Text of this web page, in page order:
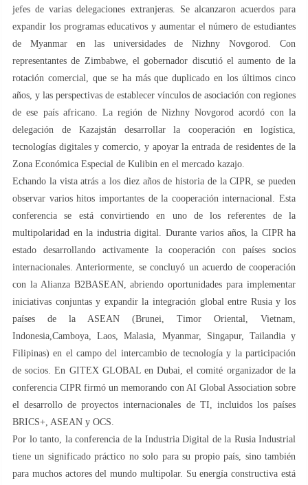
jefes de varias delegaciones extranjeras. Se alcanzaron acuerdos para
expandir los programas educativos y aumentar el número de estudiantes
de Myanmar en las universidades de Nizhny Novgorod. Con
representantes de Zimbabwe, el gobernador discutió el aumento de la
rotación comercial, que se ha más que duplicado en los últimos cinco
años, y las perspectivas de establecer vínculos de asociación con regiones
de ese país africano. La región de Nizhny Novgorod acordó con la
delegación de Kazajstán desarrollar la cooperación en logística,
tecnologías digitales y comercio, y apoyar la entrada de residentes de la
Zona Económica Especial de Kulibin en el mercado kazajo.
Echando la vista atrás a los diez años de historia de la CIPR, se pueden
observar varios hitos importantes de la cooperación internacional. Esta
conferencia se está convirtiendo en uno de los referentes de la
multipolaridad en la industria digital. Durante varios años, la CIPR ha
estado desarrollando activamente la cooperación con países socios
internacionales. Anteriormente, se concluyó un acuerdo de cooperación
con la Alianza B2BASEAN, abriendo oportunidades para implementar
iniciativas conjuntas y expandir la integración global entre Rusia y los
países de la ASEAN (Brunei, Timor Oriental, Vietnam,
Indonesia,Camboya, Laos, Malasia, Myanmar, Singapur, Tailandia y
Filipinas) en el campo del intercambio de tecnología y la participación
de socios. En GITEX GLOBAL en Dubai, el comité organizador de la
conferencia CIPR firmó un memorando con AI Global Association sobre
el desarrollo de proyectos internacionales de TI, incluidos los países
BRICS+, ASEAN y OCS.
Por lo tanto, la conferencia de la Industria Digital de la Rusia Industrial
tiene un significado práctico no solo para su propio país, sino también
para muchos actores del mundo multipolar. Su energía constructiva está